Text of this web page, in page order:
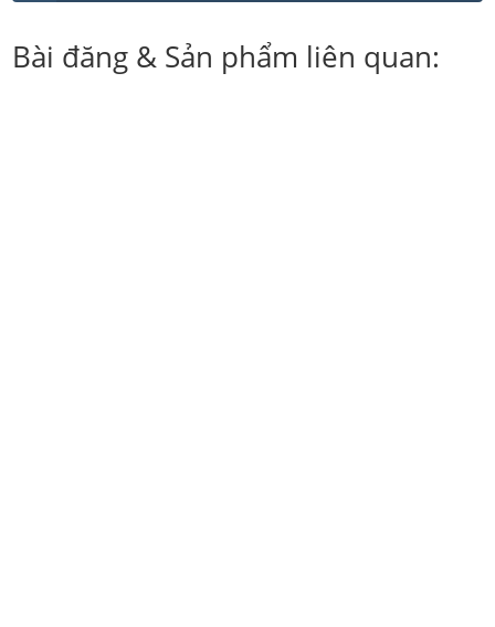
Bài đăng & Sản phẩm liên quan: